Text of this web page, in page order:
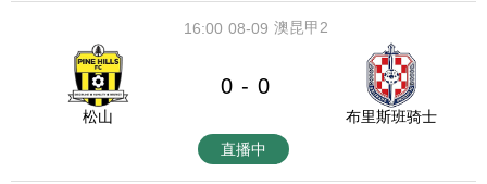
08-09
16:00 澳昆甲2
松山
0 - 0
布里斯班骑士
直播中